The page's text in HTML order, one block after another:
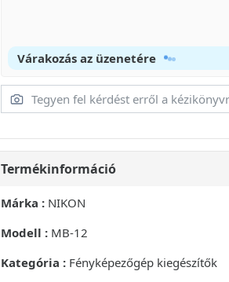
EN-EL18
AA ELEMENT
EN-EL15 ÉS EN-EL18 AKKUMULATOROK
NAPÁJÁC KONEKTOR EP-5B
Várakozás az üzenetére
Termékinformáció
Márka : NIKON
Modell : MB-12
Kategória : Fényképezőgép kiegészítők